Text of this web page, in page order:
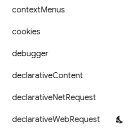
contextMenus
cookies
debugger
declarativeContent
declarativeNetRequest
declarativeWebRequest